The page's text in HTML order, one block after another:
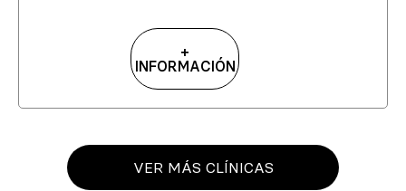
+
INFORMACIÓN
VER MÁS CLÍNICAS